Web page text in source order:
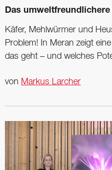
Das umweltfreundlichere
Käfer, Mehlwürmer und
Problem! In Meran zeigt
das geht – und welches
von Markus Larcher